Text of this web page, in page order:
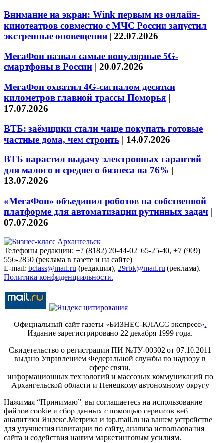
Внимание на экран: Wink первым из онлайн-
кинотеатров совместно с МЧС России запустил
экстренные оповещения | 22.07.2026
МегаФон назвал самые популярные 5G-
смартфоны в России | 20.07.2026
МегаФон охватил 4G-сигналом десятки
километров главной трассы Поморья |
17.07.2026
ВТБ: заёмщики стали чаще покупать готовые
частные дома, чем строить | 14.07.2026
ВТБ нарастил выдачу электронных гарантий
для малого и среднего бизнеса на 76% |
13.07.2026
«МегаФон» объединил роботов на собственной
платформе для автоматизации рутинных задач |
07.07.2026
Телефоны редакции: +7 (8182) 20-44-02, 65-25-40, +7 (909)
556-2850 (реклама в газете и на сайте)
E-mail: bclass@mail.ru (редакция), 29rbk@mail.ru (реклама).
Политика конфиденциальности.
Официальный сайт газеты «БИЗНЕС-КЛАСС экспресс».
Издание зарегистрировано 22 декабря 1999 года.
Свидетельство о регистрации ПИ №ТУ-00302 от 07.10.2011
выдано Управлением Федеральной службы по надзору в
сфере связи,
информационных технологий и массовых коммуникаций по
Архангельской области и Ненецкому автономному округу
Нажимая “Принимаю”, вы соглашаетесь на использование
файлов cookie и сбор данных с помощью сервисов веб
аналитики Яндекс.Метрика и top.mail.ru на вашем устройстве
для улучшения навигации по сайту, анализа использования
сайта и содействия нашим маркетинговым усилиям.